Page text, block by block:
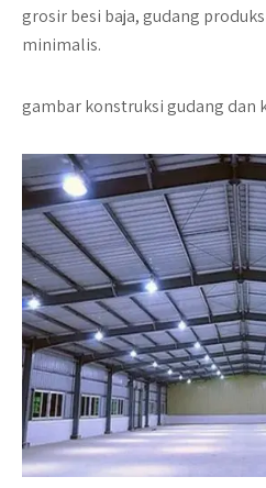
grosir besi baja, gudang
minimalis.
gambar konstruksi gudang dan